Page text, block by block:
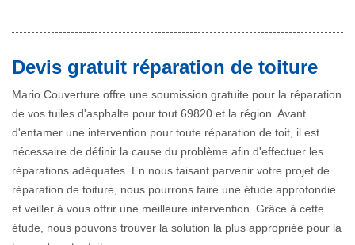
Devis gratuit réparation de toiture
Mario Couverture offre une soumission gratuite pour la réparation
de vos tuiles d'asphalte pour tout 69820 et la région. Avant
d'entamer une intervention pour toute réparation de toit, il est
nécessaire de définir la cause du problème afin d'effectuer les
réparations adéquates. En nous faisant parvenir votre projet de
réparation de toiture, nous pourrons faire une étude approfondie
et veiller à vous offrir une meilleure intervention. Grâce à cette
étude, nous pouvons trouver la solution la plus appropriée pour la